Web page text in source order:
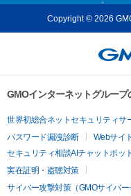
Copyright © 2026
GMOインターネットグルー
世界初総合ネットセキュリティサ
パスワード漏洩診断
Webサイ
セキュリティ相談AIチャットボット
実在証明・盗聴対策
サイバー攻撃対策（GMOサイバー